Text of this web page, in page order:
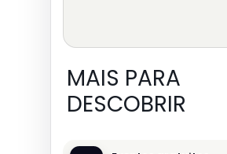
MAIS PARA
DESCOBRIR